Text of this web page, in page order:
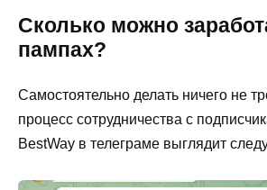
Сколько можно
пампах?
Самостоятельно делать ничего не
процесс сотрудничества с
BestWay в телеграме выглядит